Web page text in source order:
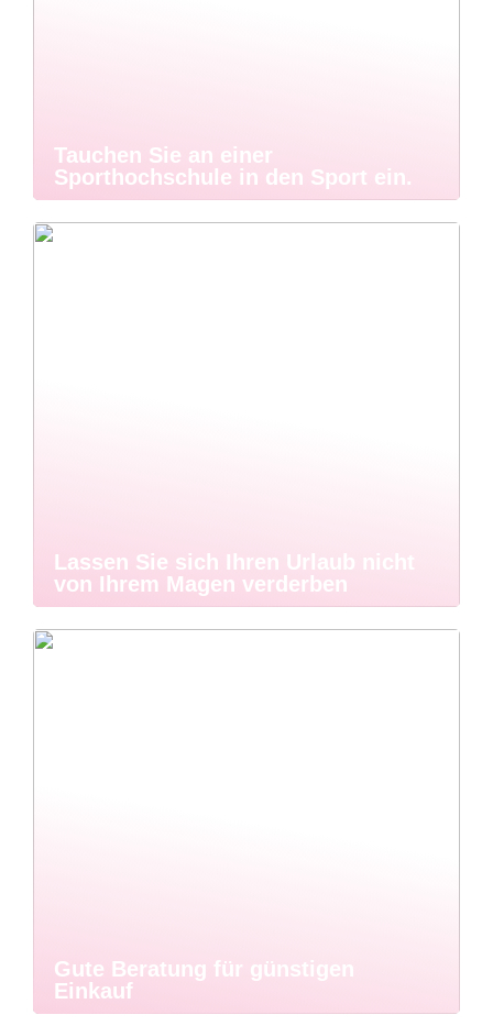
Tauchen Sie an einer
Sporthochschule in den Sport ein.
Lassen Sie sich Ihren Urlaub nicht
von Ihrem Magen verderben
Gute Beratung für günstigen
Einkauf